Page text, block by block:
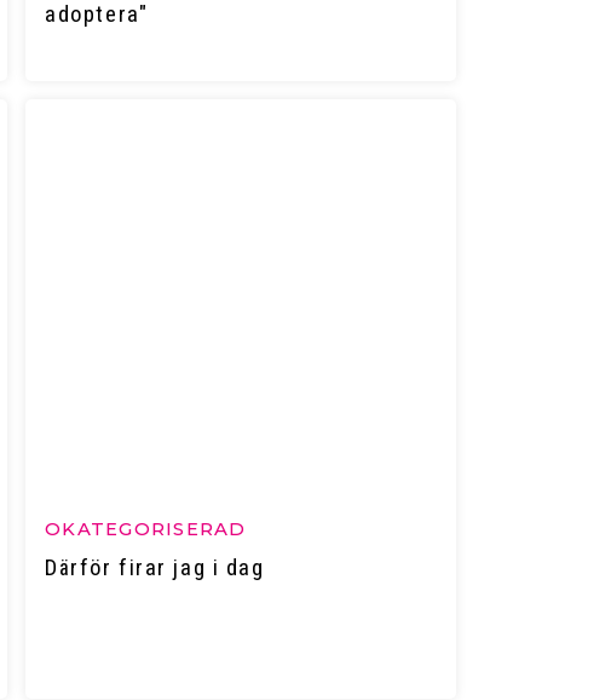
adoptera"
OKATEGORISERAD
Därför firar jag i dag